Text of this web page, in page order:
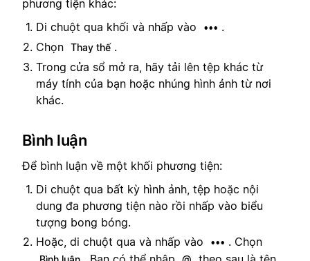
phương tiện khác:
Di chuột qua khối và nhấp vào
••• .
Chọn Thay thế .
Trong cửa sổ mở ra, hãy tải lên tệp khác từ
máy tính của bạn hoặc nhúng hình ảnh từ nơi
khác.
Bình luận
Để bình luận về một khối phương tiện:
Di chuột qua bất kỳ hình ảnh, tệp hoặc nội
dung đa phương tiện nào rồi nhấp vào biểu
tượng bong bóng.
Hoặc, di chuột qua và nhấp vào
••• . Chọn